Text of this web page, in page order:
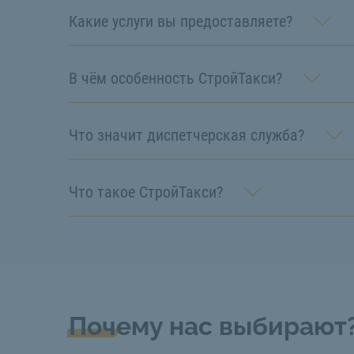
Какие услуги вы предоставляете?
В чём особенность СтройТакси?
Что значит диспетчерская служба?
Что такое СтройТакси?
Почему нас